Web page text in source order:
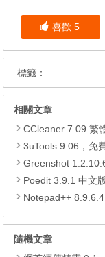
喜歡 5
標籤：
相關文章
CCleaner 7.09 繁
3uTools 9.06，免費
Greenshot 1.2.10.6
Poedit 3.9.1 中文
Notepad++
隨機文章